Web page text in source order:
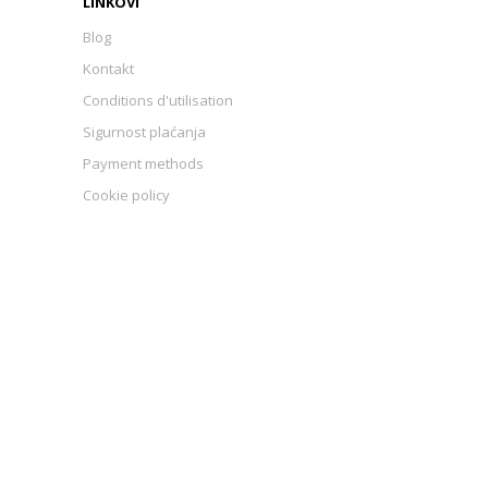
Blog
Kontakt
Conditions d'utilisation
Sigurnost plaćanja
Payment methods
Cookie policy